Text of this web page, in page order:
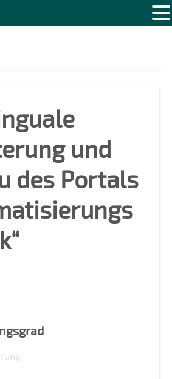
und
des Portals